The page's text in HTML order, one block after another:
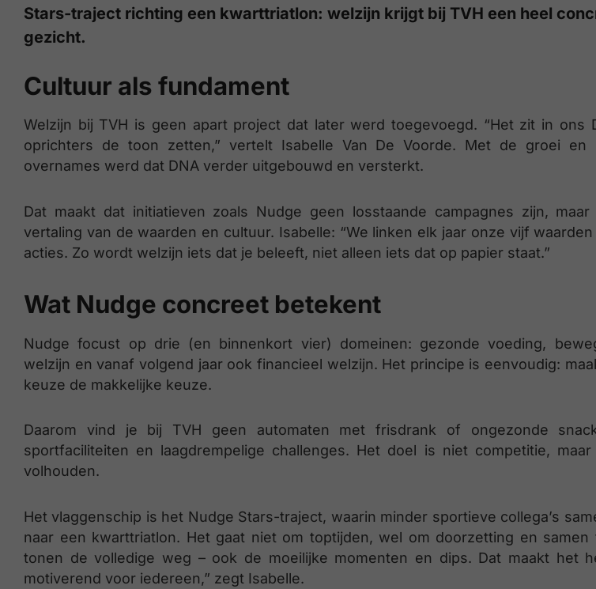
Stars-traject richting een kwarttriatlon: welzijn krijgt bij TVH een heel
gezicht.
Cultuur als fundament
Welzijn bij TVH is geen apart project dat later werd toegevoegd. “Het zit in ons
oprichters de toon zetten,” vertelt Isabelle Van De Voorde. Met de groei en
overnames werd dat DNA verder uitgebouwd en versterkt.
Dat maakt dat initiatieven zoals Nudge geen losstaande campagnes zijn,
vertaling van de waarden en cultuur. Isabelle: “We linken elk jaar onze vijf
acties. Zo wordt welzijn iets dat je beleeft, niet alleen iets dat op papier staat.”
Wat Nudge concreet betekent
Nudge focust op drie (en binnenkort vier) domeinen: gezonde voeding,
welzijn en vanaf volgend jaar ook financieel welzijn. Het principe is eenvoudig:
keuze de makkelijke keuze.
Daarom vind je bij TVH geen automaten met frisdrank of ongezonde
sportfaciliteiten en laagdrempelige challenges. Het doel is niet competitie,
volhouden.
Het vlaggenschip is het Nudge Stars-traject, waarin minder sportieve collega’s
naar een kwarttriatlon. Het gaat niet om toptijden, wel om doorzetting en samen
tonen de volledige weg – ook de moeilijke momenten en dips. Dat maakt het
motiverend voor iedereen,” zegt Isabelle.